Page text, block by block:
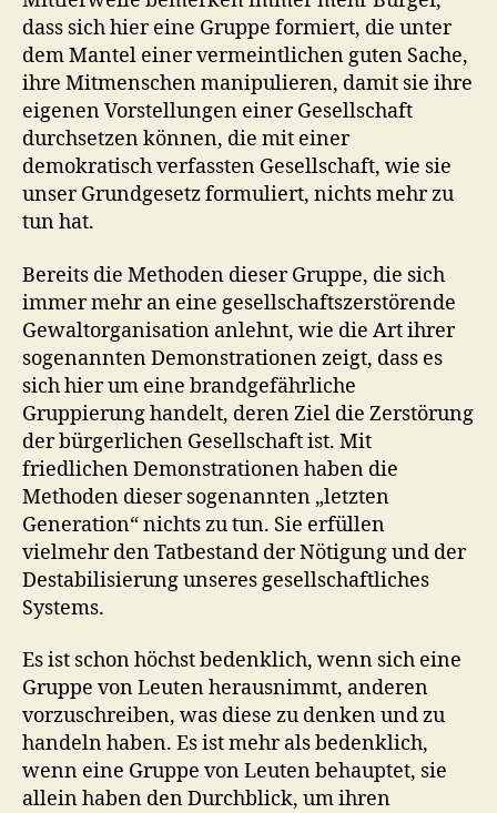
dass sich hier eine Gruppe formiert, die unter
dem Mantel einer vermeintlichen guten Sache,
ihre Mitmenschen manipulieren, damit sie ihre
eigenen Vorstellungen einer Gesellschaft
durchsetzen können, die mit einer
demokratisch verfassten Gesellschaft, wie sie
unser Grundgesetz formuliert, nichts mehr zu
tun hat.
Bereits die Methoden dieser Gruppe, die sich
immer mehr an eine gesellschaftszerstörende
Gewaltorganisation anlehnt, wie die Art ihrer
sogenannten Demonstrationen zeigt, dass es
sich hier um eine brandgefährliche
Gruppierung handelt, deren Ziel die Zerstörung
der bürgerlichen Gesellschaft ist. Mit
friedlichen Demonstrationen haben die
Methoden dieser sogenannten „letzten
Generation“ nichts zu tun. Sie erfüllen
vielmehr den Tatbestand der Nötigung und der
Destabilisierung unseres gesellschaftliches
Systems.
Es ist schon höchst bedenklich, wenn sich eine
Gruppe von Leuten herausnimmt, anderen
vorzuschreiben, was diese zu denken und zu
handeln haben. Es ist mehr als bedenklich,
wenn eine Gruppe von Leuten behauptet, sie
allein haben den Durchblick, um ihren